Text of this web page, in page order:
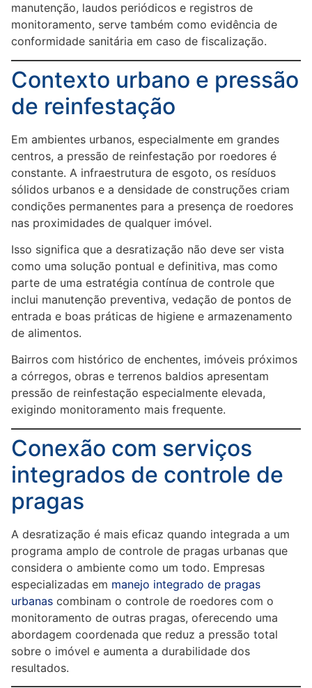
manutenção, laudos periódicos e registros de
monitoramento, serve também como evidência de
conformidade sanitária em caso de fiscalização.
Contexto urbano e pressão
de reinfestação
Em ambientes urbanos, especialmente em grandes
centros, a pressão de reinfestação por roedores é
constante. A infraestrutura de esgoto, os resíduos
sólidos urbanos e a densidade de construções criam
condições permanentes para a presença de roedores
nas proximidades de qualquer imóvel.
Isso significa que a desratização não deve ser vista
como uma solução pontual e definitiva, mas como
parte de uma estratégia contínua de controle que
inclui manutenção preventiva, vedação de pontos de
entrada e boas práticas de higiene e armazenamento
de alimentos.
Bairros com histórico de enchentes, imóveis próximos
a córregos, obras e terrenos baldios apresentam
pressão de reinfestação especialmente elevada,
exigindo monitoramento mais frequente.
Conexão com serviços
integrados de controle de
pragas
A desratização é mais eficaz quando integrada a um
programa amplo de controle de pragas urbanas que
considera o ambiente como um todo. Empresas
especializadas em manejo integrado de pragas
urbanas combinam o controle de roedores com o
monitoramento de outras pragas, oferecendo uma
abordagem coordenada que reduz a pressão total
sobre o imóvel e aumenta a durabilidade dos
resultados.